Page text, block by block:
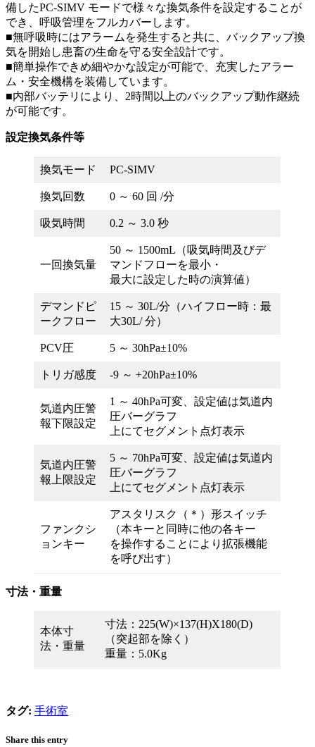
備したPC-SIMV モードで様々な換気条件を設定することが
でき、呼吸管理をフルカバーします。
■無呼吸時にはアラームを発生すると共に、バックアップ換
気を開始し患畜の生命を守る安全設計です。
■簡単操作できめ細やかな設定が可能で、充実したアラー
ム・安全機構を装備しています。
■内部バッテリにより、2時間以上のバックアップ動作継続
が可能です。
設定換気条件等
換気モード PC-SIMV
換気回数 0 ～ 60 回 /分
吸気時間 0.2 ～ 3.0 秒
一回換気量
50 ～ 1500mL（吸気時間及びデ
マンドフローを最小・
最大に設定した時の演算値）
デマンドピ
ークフロー
15 ～ 30L/分（ハイフロー時：最
大30L/ 分）
PCV圧 5 ～ 30hPa±10%
トリガ感度 -9 ～ +20hPa±10%
気道内圧警
報下限設定
1 ～ 40hPa可変、設定値は気道内
圧バーグラフ
上にてセグメント点灯表示
気道内圧警
報上限設定
5 ～ 70hPa可変、設定値は気道内
圧バーグラフ
上にてセグメント点灯表示
ファンクシ
ョンキー
アスタリスク（＊）形スイッチ
（本キーと同時に他の各キー
を操作することにより拡張機能
を呼び出す）
寸法・重量
本体寸
法・重量
寸法：225(W)×137(H)X180(D)
（突起部を除く）
重量：5.0Kg
タグ: 手術室
Share this entry